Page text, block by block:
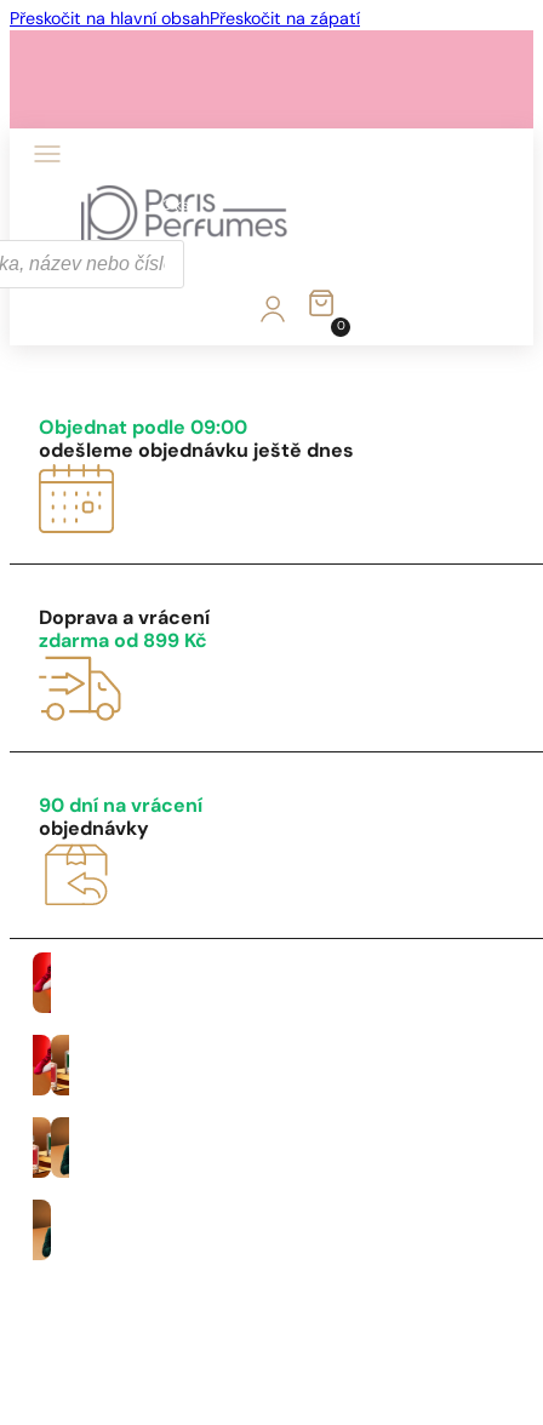
Přeskočit na hlavní obsahPřeskočit na zápatí
1 - 3 ks
0
Objednat podle 09:00
odešleme objednávku ještě dnes
Doprava a vrácení
zdarma od 899 Kč
90 dní na vrácení
objednávky
Ženy
35% parfemace
Muži